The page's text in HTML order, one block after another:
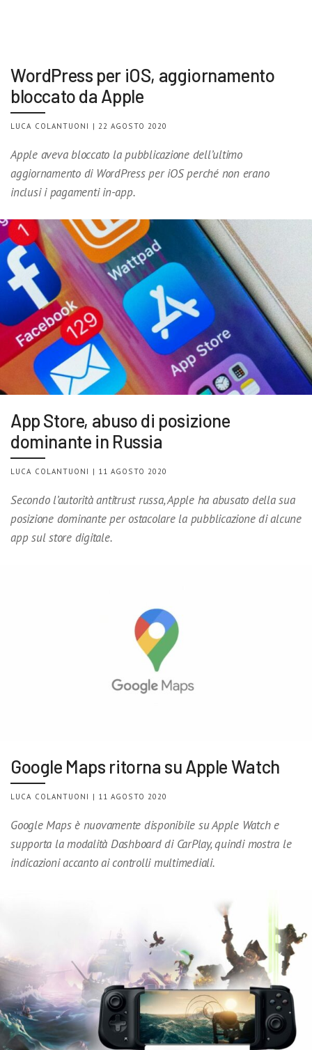
WordPress per iOS, aggiornamento
bloccato da Apple
LUCA COLANTUONI | 22 AGOSTO 2020
Apple aveva bloccato la pubblicazione dell’ultimo
aggiornamento di WordPress per iOS perché non erano
inclusi i pagamenti in-app.
App Store, abuso di posizione
dominante in Russia
LUCA COLANTUONI | 11 AGOSTO 2020
Secondo l’autorità antitrust russa, Apple ha abusato della sua
posizione dominante per ostacolare la pubblicazione di alcune
app sul store digitale.
Google Maps ritorna su Apple Watch
LUCA COLANTUONI | 11 AGOSTO 2020
Google Maps è nuovamente disponibile su Apple Watch e
supporta la modalità Dashboard di CarPlay, quindi mostra le
indicazioni accanto ai controlli multimediali.